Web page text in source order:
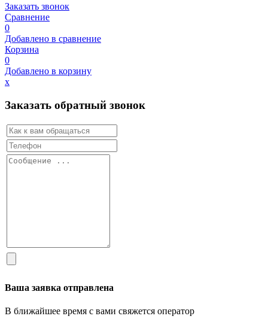
Заказать звонок
Сравнение
0
Добавлено в сравнение
Корзина
0
Добавлено в корзину
х
Заказать обратный звонок
Ваша заявка отправлена
В ближайшее время с вами свяжется оператор